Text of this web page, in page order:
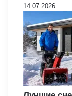
14.07.2026